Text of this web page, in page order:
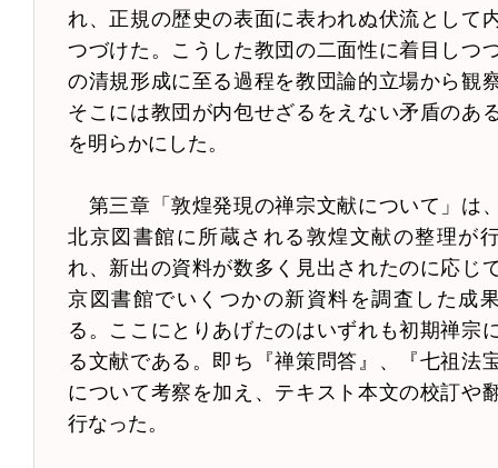
れ、正規の歴史の表面に表われぬ伏流として
つづけた。こうした教団の二面性に着目しつ
の清規形成に至る過程を教団論的立場から観
そこには教団が内包せざるをえない矛盾のあ
を明らかにした。
第三章「敦煌発現の禅宗文献について」は
北京図書館に所蔵される敦煌文献の整理が
れ、新出の資料が数多く見出されたのに応じ
京図書館でいくつかの新資料を調査した成
る。ここにとりあげたのはいずれも初期禅宗
る文献である。即ち『禅策問答』、『七祖法
について考察を加え、テキスト本文の校訂や
行なった。